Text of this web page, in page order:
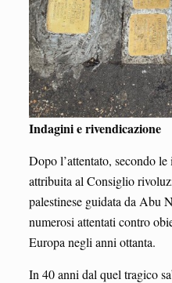
Indagini e rivendicazione
Dopo l’attentato, secondo
attribuita al Consiglio
palestinese guidata da Abu
numerosi attentati contro
Europa negli anni ottanta.
In 40 anni dal quel tragico